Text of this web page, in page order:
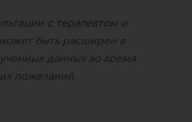
с терапевтом и
быть расширен в
данных во время
пожеланий.